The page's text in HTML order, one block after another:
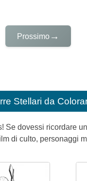
Prossimo →
Stellari da
Se dovessi ricordare
di culto, personaggi